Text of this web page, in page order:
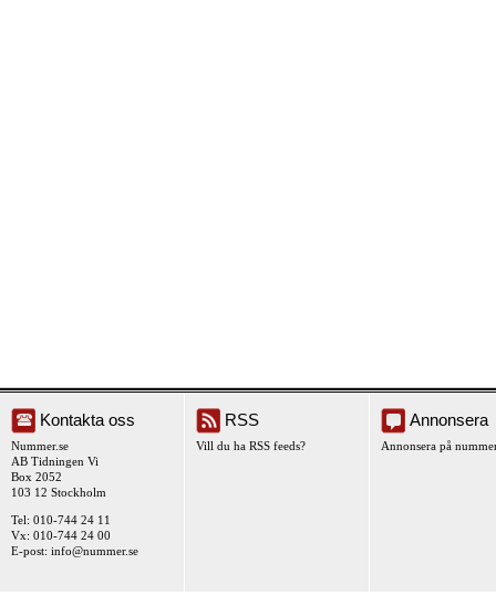
Kontakta oss
Nummer.se
AB Tidningen Vi
Box 2052
103 12 Stockholm
Tel: 010-744 24 11
Vx: 010-744 24 00
E-post: info@nummer.se
RSS
Vill du ha RSS feeds?
Annonsera
Annonsera på